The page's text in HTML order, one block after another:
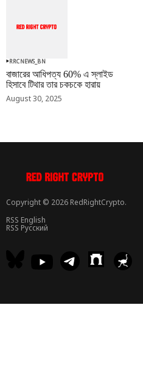
RRCNEWS_BN
বাজারের আধিপত্য 60% এ স্লাইড
হিসাবে টিথার তার চকচকে হারায়
August 30, 2025
Copyright © 2026 RedRightCrypto.
RSS English
RSS Русский